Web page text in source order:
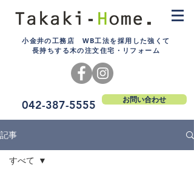
小金井の工務店 WB工法を採用した強くて
長持ちする木の注文住宅・リフォーム
042-387-5555 お問い合わせ
記事
すべて